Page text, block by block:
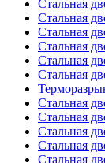
Стальная
Стальная
Стальная
Стальная
Стальная
Стальная
Стальная
Стальная
Стальная
Стальная
Стальная